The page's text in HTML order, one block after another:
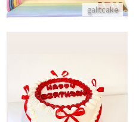
galitcake
עוגת יום הולדת עם סרטים